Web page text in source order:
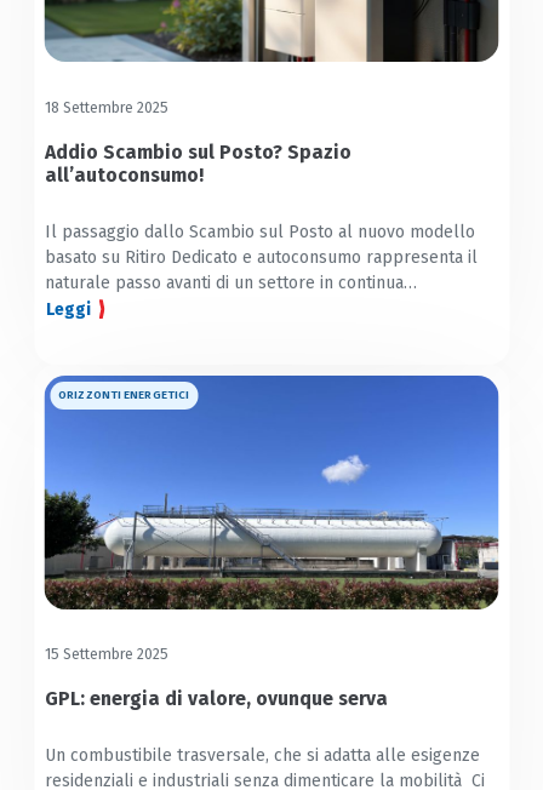
18 Settembre 2025
Addio Scambio sul Posto? Spazio
all’autoconsumo!
Il passaggio dallo Scambio sul Posto al nuovo modello
basato su Ritiro Dedicato e autoconsumo rappresenta il
naturale passo avanti di un settore in continua
maturazione.
Leggi
ORIZZONTI ENERGETICI
15 Settembre 2025
GPL: energia di valore, ovunque serva
Un combustibile trasversale, che si adatta alle esigenze
residenziali e industriali senza dimenticare la mobilità Ci